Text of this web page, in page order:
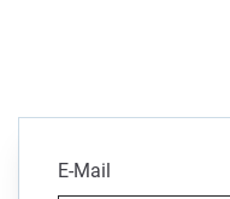
E-Mail